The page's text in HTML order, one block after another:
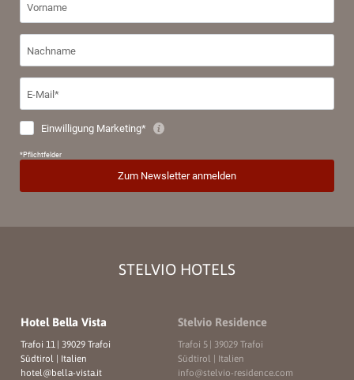
STELVIO HOTELS
Hotel Bella Vista
Trafoi 11 | 39029 Trafoi
Südtirol | Italien
hotel@bella-vista.it
Stelvio Residence
Trafoi 5 | 39029 Trafoi
Südtirol | Italien
info@stelvio-residence.com